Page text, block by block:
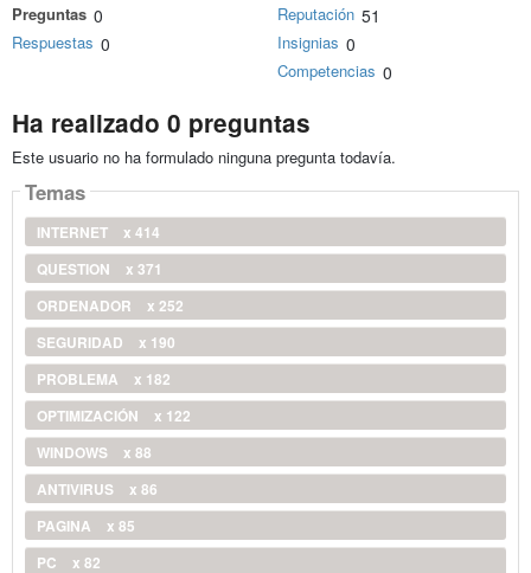
Preguntas 0
Respuestas 0
Reputación 51
Insignias 0
Competencias 0
Ha realizado 0 preguntas
Este usuario no ha formulado ninguna pregunta todavía.
Temas
INTERNET
x 414
QUESTION
x 371
ORDENADOR
x 252
SEGURIDAD
x 190
PROBLEMA
x 182
OPTIMIZACIÓN
x 122
WINDOWS
x 88
ANTIVIRUS
x 86
PAGINA
x 85
PC
x 82